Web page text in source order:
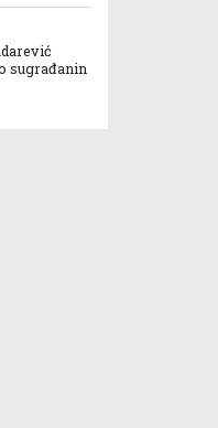
sugrađanin